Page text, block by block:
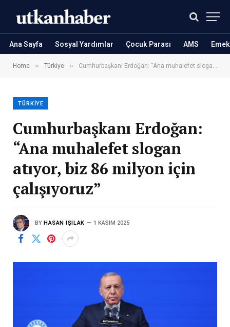
Ana Sayfa Sosyal Yardımlar Çocuk Parası AMS
Home » Türkiye » Cumhurbaşkanı Erdoğan: “Ana muhalefet slogan atıyor, biz 86 milyon için çalışıyoruz”
TÜRKIYE
Cumhurbaşkanı Erdoğan:
“Ana muhalefet slogan
atıyor, biz 86 milyon için
çalışıyoruz”
BY HASAN IŞILAK 1 KASIM 2025